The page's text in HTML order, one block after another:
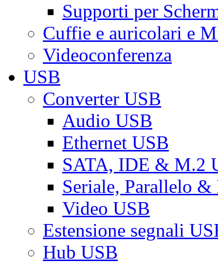
Supporti per
Cuffie e auricolari e
Videoconferenza
USB
Converter USB
Audio USB
Ethernet USB
SATA, IDE & M.2
Seriale, Parallelo &
Video USB
Estensione segnali
Hub USB